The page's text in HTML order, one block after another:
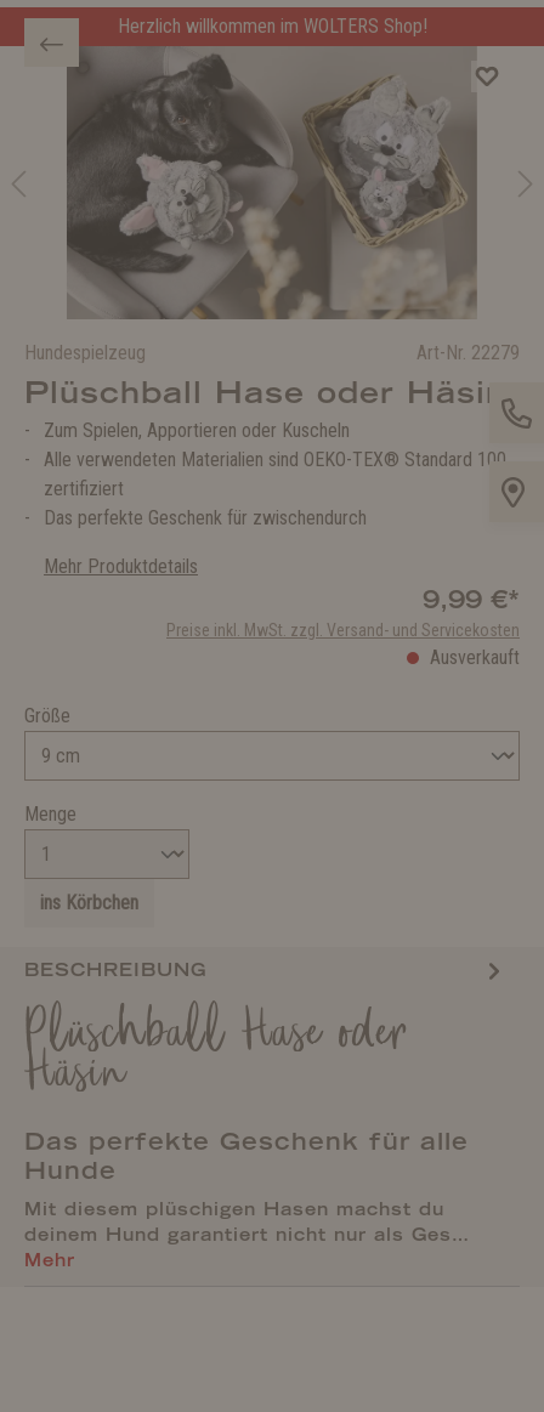
Herzlich willkommen im WOLTERS Shop!
Hundespielzeug Art-Nr. 22279
Plüschball Hase oder Häsin
Zum Spielen, Apportieren oder Kuscheln
Alle verwendeten Materialien sind OEKO-TEX® Standard 100
zertifiziert
Das perfekte Geschenk für zwischendurch
Mehr Produktdetails
9,99 €*
Preise inkl. MwSt. zzgl. Versand- und Servicekosten
Ausverkauft
Größe
Menge
ins Körbchen
BESCHREIBUNG
Plüschball Hase oder
Häsin
Das perfekte Geschenk für alle
Hunde
Mit diesem plüschigen Hasen machst du
deinem Hund garantiert nicht nur als Ges…
Mehr